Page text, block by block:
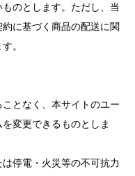
のとします。ただし、当
に基づく商品の配送に関
。
となく、本サイトのユー
変更できるものとしま
停電・火災等の不可抗力